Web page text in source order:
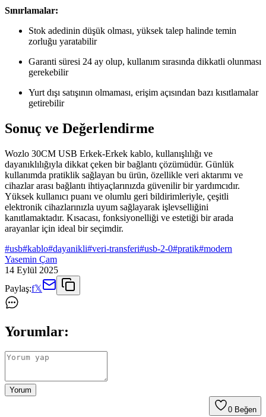
Sınırlamalar:
Stok adedinin düşük olması, yüksek talep halinde temin
zorluğu yaratabilir
Garanti süresi 24 ay olup, kullanım sırasında dikkatli olunması
gerekebilir
Yurt dışı satışının olmaması, erişim açısından bazı kısıtlamalar
getirebilir
Sonuç ve Değerlendirme
Wozlo 30CM USB Erkek-Erkek kablo, kullanışlılığı ve
dayanıklılığıyla dikkat çeken bir bağlantı çözümüdür. Günlük
kullanımda pratiklik sağlayan bu ürün, özellikle veri aktarımı ve
cihazlar arası bağlantı ihtiyaçlarınızda güvenilir bir yardımcıdır.
Yüksek kullanıcı puanı ve olumlu geri bildirimleriyle, çeşitli
elektronik cihazlarınızla uyum sağlayarak işlevselliğini
kanıtlamaktadır. Kısacası, fonksiyonelliği ve estetiği bir arada
arayanlar için ideal bir seçimdir.
#usb#kablo#dayanikli#veri-transferi#usb-2-0#pratik#modern
Yasemin Çam
14 Eylül 2025
Paylaş:f𝕏
Yorumlar:
Yorum
0 Beğen